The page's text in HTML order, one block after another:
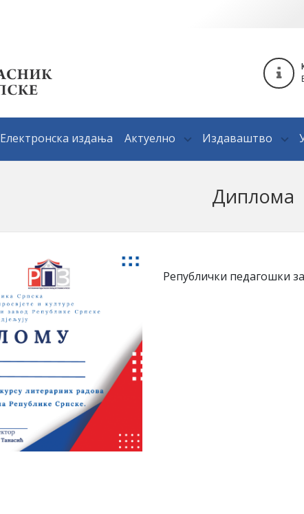
Електронска издања Актуелно Издаваштво
Диплома
Републички педагошки